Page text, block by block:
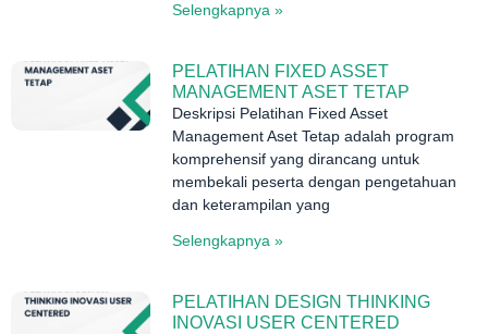
Selengkapnya »
PELATIHAN FIXED ASSET
MANAGEMENT ASET TETAP
Deskripsi Pelatihan Fixed Asset
Management Aset Tetap adalah program
komprehensif yang dirancang untuk
membekali peserta dengan pengetahuan
dan keterampilan yang
Selengkapnya »
PELATIHAN DESIGN THINKING
INOVASI USER CENTERED